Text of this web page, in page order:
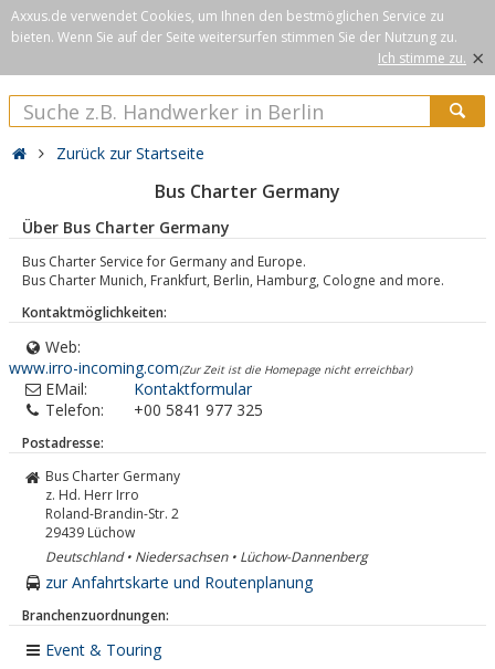
Axxus.de verwendet Cookies, um Ihnen den bestmöglichen Service zu
bieten. Wenn Sie auf der Seite weitersurfen stimmen Sie der Nutzung zu.
Ich stimme zu. ×
Zurück zur Startseite
Bus Charter Germany
Über Bus Charter Germany
Bus Charter Service for Germany and Europe.
Bus Charter Munich, Frankfurt, Berlin, Hamburg, Cologne and more.
Kontaktmöglichkeiten:
Web:
www.irro-incoming.com(Zur Zeit ist die Homepage nicht erreichbar)
EMail:
Kontaktformular
Telefon:
+00 5841 977 325
Postadresse:
Bus Charter Germany
z. Hd. Herr Irro
Roland-Brandin-Str. 2
29439 Lüchow
Deutschland • Niedersachsen • Lüchow-Dannenberg
zur Anfahrtskarte und Routenplanung
Branchenzuordnungen:
Event & Touring